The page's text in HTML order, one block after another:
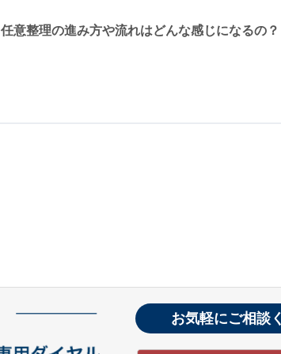
任意整理の進み方や流れはどんな感じになるの？
お気軽にご相談